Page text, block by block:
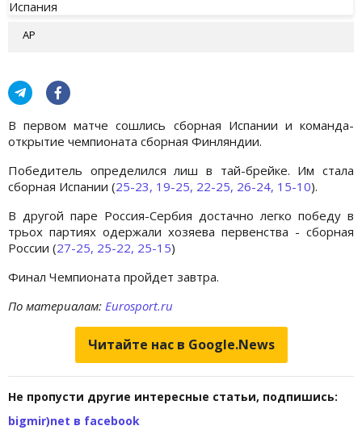
АР
В первом матче сошлись сборная Испании и команда-
открытие чемпионата сборная Финляндии.
Победитель определился лиш в тай-брейке. Им стала
сборная Испании (25-23, 19-25, 22-25, 26-24, 15-10).
В другой паре Россия-Сербия достачно легко победу в
трьох партиях одержали хозяева первенства - сборная
России (27-25, 25-22, 25-15)
Финал Чемпионата пройдет завтра.
По материалам: Eurosport.ru
Читайте нас в Google.News
Не пропусти другие интересные статьи, подпишись:
bigmir)net в facebook